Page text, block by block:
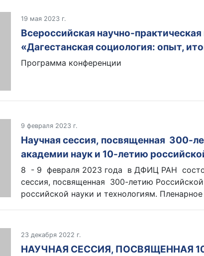
19 мая 2023 г.
Всероссийская научно-
«Дагестанская социология: опыт,
Программа конференции
9 февраля 2023 г.
Научная сессия, посвященная 300-
академии наук и 10-летию
8 - 9 февраля 2023 года в ДФИЦ РАН
сессия, посвященная 300-летию
российской науки и технологиям. Пленарное
23 декабря 2022 г.
НАУЧНАЯ СЕССИЯ, ПОСВЯЩЕННАЯ